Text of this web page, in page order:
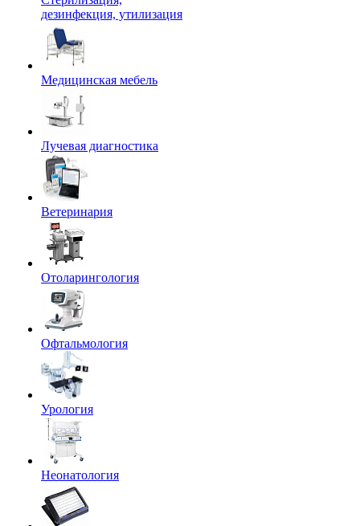
дезинфекция, утилизация
Медицинская мебель
Лучевая диагностика
Ветеринария
Отоларингология
Офтальмология
Урология
Неонатология